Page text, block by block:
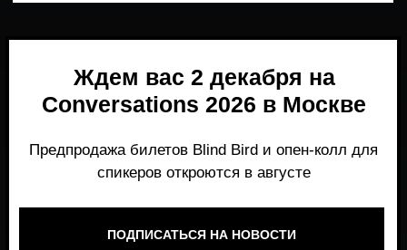
ПОДПИСАТЬСЯ НА НОВОСТИ
Место, где можно получить честный,
работает и формирует рынок генеративного